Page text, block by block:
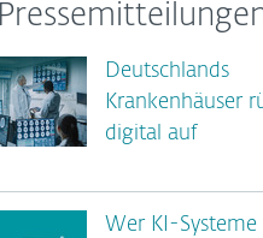
Deutschlands
Krankenhäuser
digital auf
Wer KI-Systeme